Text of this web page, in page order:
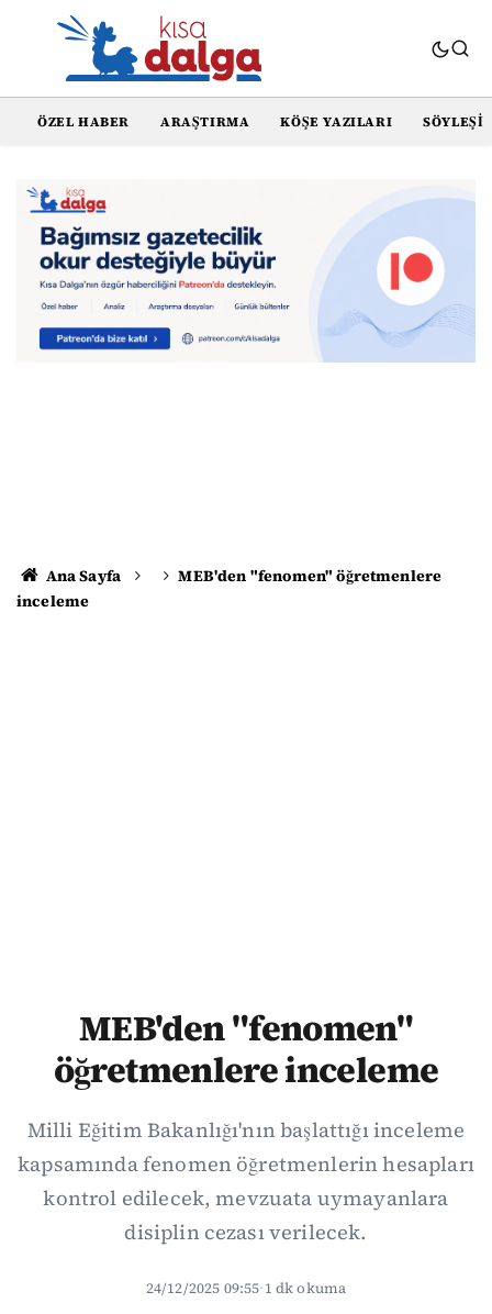
ÖZEL HABER ARAŞTIRMA KÖŞE YAZILARI SÖYLEŞI
Ana Sayfa
MEB'den "fenomen" öğretmenlere
inceleme
MEB'den "fenomen"
öğretmenlere inceleme
Milli Eğitim Bakanlığı'nın başlattığı inceleme
kapsamında fenomen öğretmenlerin hesapları
kontrol edilecek, mevzuata uymayanlara
disiplin cezası verilecek.
24/12/2025 09:55·1 dk okuma